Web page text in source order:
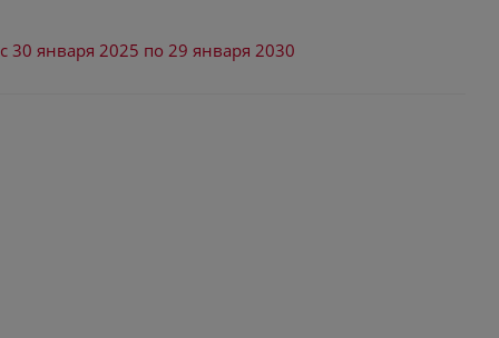
30 января 2025 по 29 января 2030